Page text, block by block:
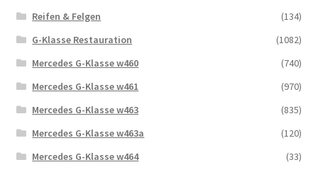
Reifen & Felgen
(134)
G-Klasse Restauration
(1082)
Mercedes G-Klasse w460
(740)
Mercedes G-Klasse w461
(970)
Mercedes G-Klasse w463
(835)
Mercedes G-Klasse w463a
(120)
Mercedes G-Klasse w464
(33)